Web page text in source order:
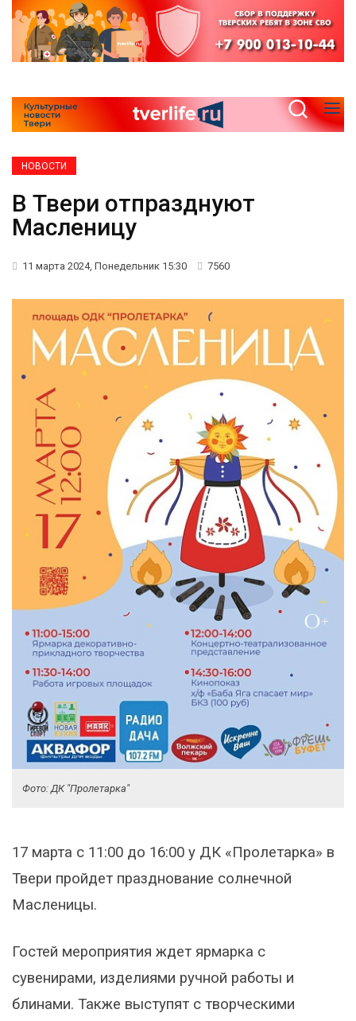
НОВОСТИ
В Твери отпразднуют
Масленицу
11 марта 2024, Понедельник 15:30 7560
Фото: ДК "Пролетарка"
17 марта с 11:00 до 16:00 у ДК «Пролетарка» в
Твери пройдет празднование солнечной
Масленицы.
Гостей мероприятия ждет ярмарка с
сувенирами, изделиями ручной работы и
блинами. Также выступят с творческими